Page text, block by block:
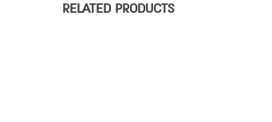
RELATED PRODUCTS